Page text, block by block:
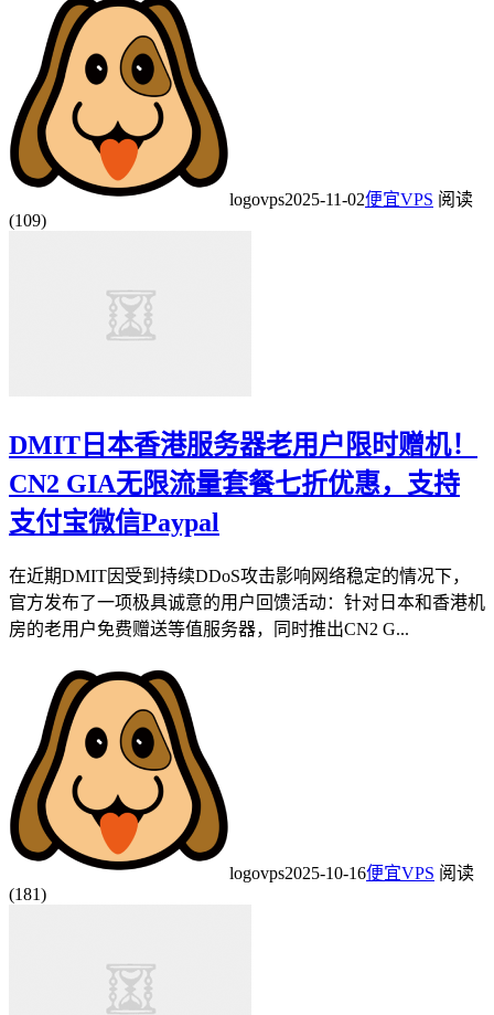
logovps2025-11-02便宜VPS 阅读
(109)
DMIT日本香港服务器老用户限时赠机！
CN2 GIA无限流量套餐七折优惠，支持
支付宝微信Paypal
在近期DMIT因受到持续DDoS攻击影响网络稳定的情况下，
官方发布了一项极具诚意的用户回馈活动：针对日本和香港机
房的老用户免费赠送等值服务器，同时推出CN2 G...
logovps2025-10-16便宜VPS 阅读
(181)